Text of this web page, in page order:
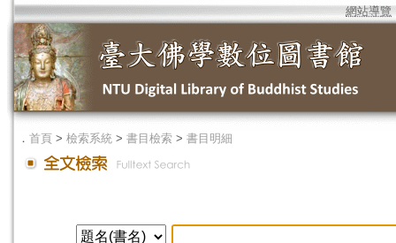
網站導覽
． 首頁 > 檢索系統 > 書目檢索 > 書目明細